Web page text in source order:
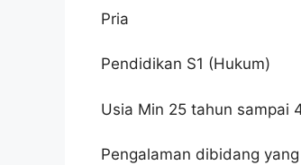
Pria
Pendidikan S1 (Hukum)
Usia Min 25 tahun sampai
Pengalaman dibidang